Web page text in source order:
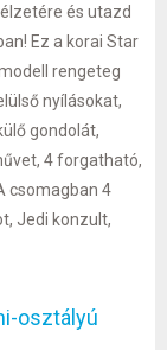
és utazd
Ez a korai Star
rengeteg
nyílásokat,
gondolát,
4 forgatható,
csomagban 4
Jedi konzult,
osztályú